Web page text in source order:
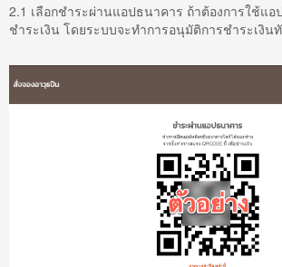
2.1 เลือกชำระผ่านแอปธนาคาร ถ้าต้องการใช้แ
ชำระเงิน โดยระบบจะทำการอนุมัติการชำระเงิน